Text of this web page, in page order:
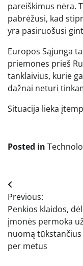
pareiškimus nėra.
pabrėžusi, kad
yra pasiruošusi
Europos Sąjunga
priemones prieš
tanklaivius, kurie
dažnai neturi
Situacija lieka
Posted in
Navigacija
tarp
įrašų
Previous:
Penkios klaidos,
įmonės permoka
nuomą
per metus